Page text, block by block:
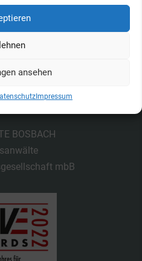
ansehen
Impressum
Impressum
(EU)
BOSBACH
mbB